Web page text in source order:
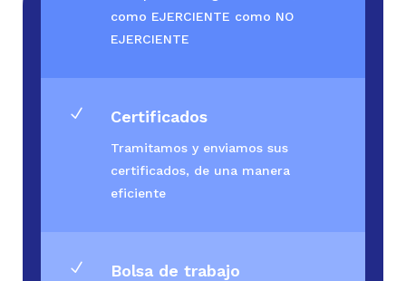
como EJERCIENTE como NO
EJERCIENTE
N Certificados
Tramitamos y enviamos sus
certificados, de una manera
eficiente
N Bolsa de trabajo